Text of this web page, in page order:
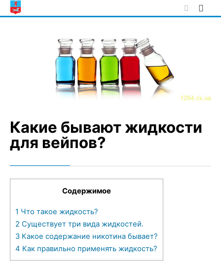
Skip
to
Какие бывают жидкости
для вейпов?
Содержимое
1 Что такое жидкость?
2 Существует три вида жидкостей.
3 Какое содержание никотина бывает?
4 Как правильно применять жидкость?